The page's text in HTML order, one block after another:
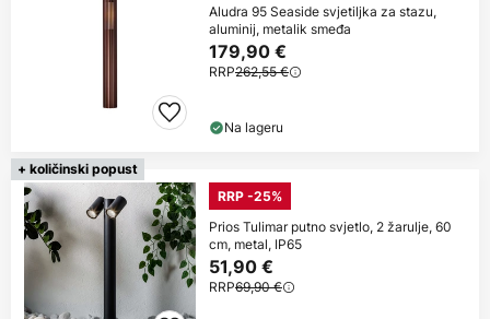
Aludra 95 Seaside svjetiljka za stazu,
aluminij, metalik smeđa
179,90 €
RRP262,55 €
Na lageru
+ količinski popust
RRP -25%
Prios Tulimar putno svjetlo, 2 žarulje, 60
cm, metal, IP65
51,90 €
RRP69,90 €